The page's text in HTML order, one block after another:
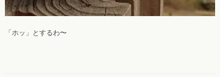
「ホッ」とするわ〜